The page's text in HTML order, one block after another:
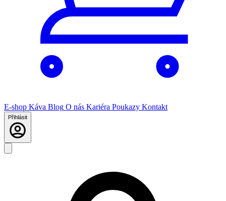
E-shop Káva Blog O nás Kariéra Poukazy Kontakt
Přihlásit